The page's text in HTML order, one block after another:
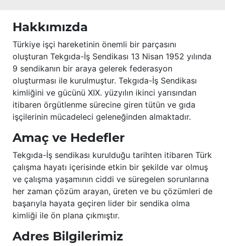
Hakkımızda
Türkiye işçi hareketinin önemli bir parçasını
oluşturan Tekgıda-İş Sendikası 13 Nisan 1952 yılında
9 sendikanın bir araya gelerek federasyon
oluşturması ile kurulmuştur. Tekgıda-İş Sendikası
kimliğini ve gücünü XIX. yüzyılın ikinci yarısından
itibaren örgütlenme sürecine giren tütün ve gıda
işçilerinin mücadeleci geleneğinden almaktadır.
Amaç ve Hedefler
Tekgıda-İş sendikası kurulduğu tarihten itibaren Türk
çalışma hayatı içerisinde etkin bir şekilde var olmuş
ve çalışma yaşamının ciddi ve süregelen sorunlarına
her zaman çözüm arayan, üreten ve bu çözümleri de
başarıyla hayata geçiren lider bir sendika olma
kimliği ile ön plana çıkmıştır.
Adres Bilgilerimiz